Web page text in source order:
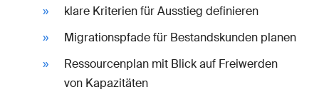
klare Kriterien für Ausstieg definieren
Migrationspfade für Bestandskunden planen
Ressourcenplan mit Blick auf Freiwerden
von Kapazitäten